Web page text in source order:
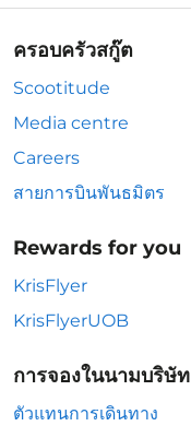
ครอบครัวสกู๊ต
Scootitude
Media centre
Careers
สายการบินพันธมิตร
Rewards for you
KrisFlyer
KrisFlyerUOB
การจองในนามบริษัท
ตัวแทนการเดินทาง